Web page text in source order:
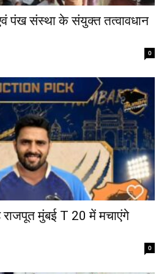
पंख संस्था के संयुक्त तत्वावधान
0
राजपूत मुंबई T 20 में मचाएंगे
0